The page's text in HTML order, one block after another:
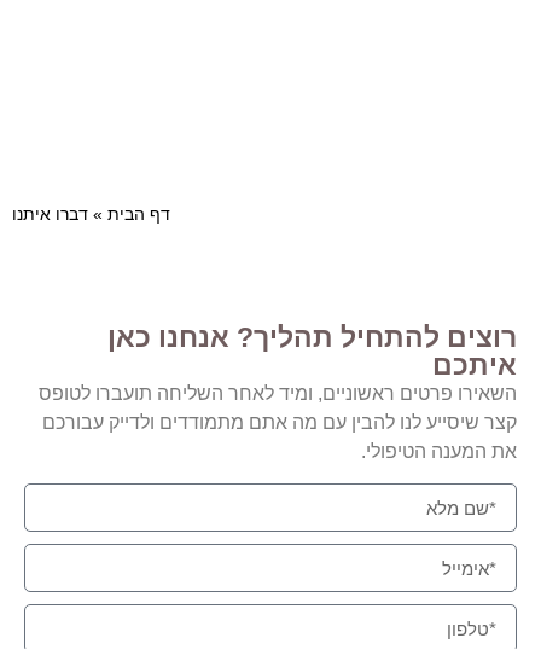
דף הבית » דברו איתנו
רוצים להתחיל תהליך? אנחנו כאן
איתכם
השאירו פרטים ראשוניים, ומיד לאחר השליחה תועברו לטופס
קצר שיסייע לנו להבין עם מה אתם מתמודדים ולדייק עבורכם
את המענה הטיפולי.